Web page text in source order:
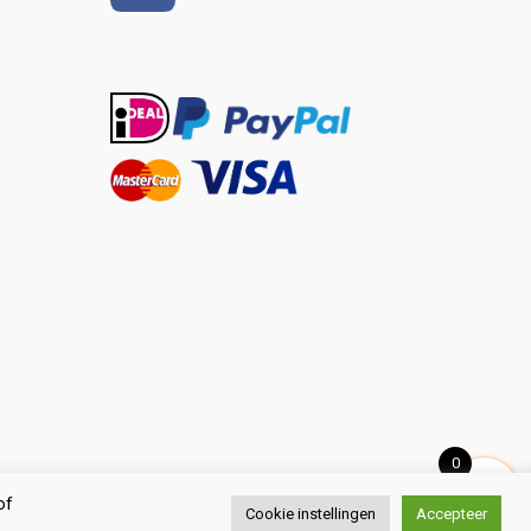
Cookie instellingen Accepteer
0